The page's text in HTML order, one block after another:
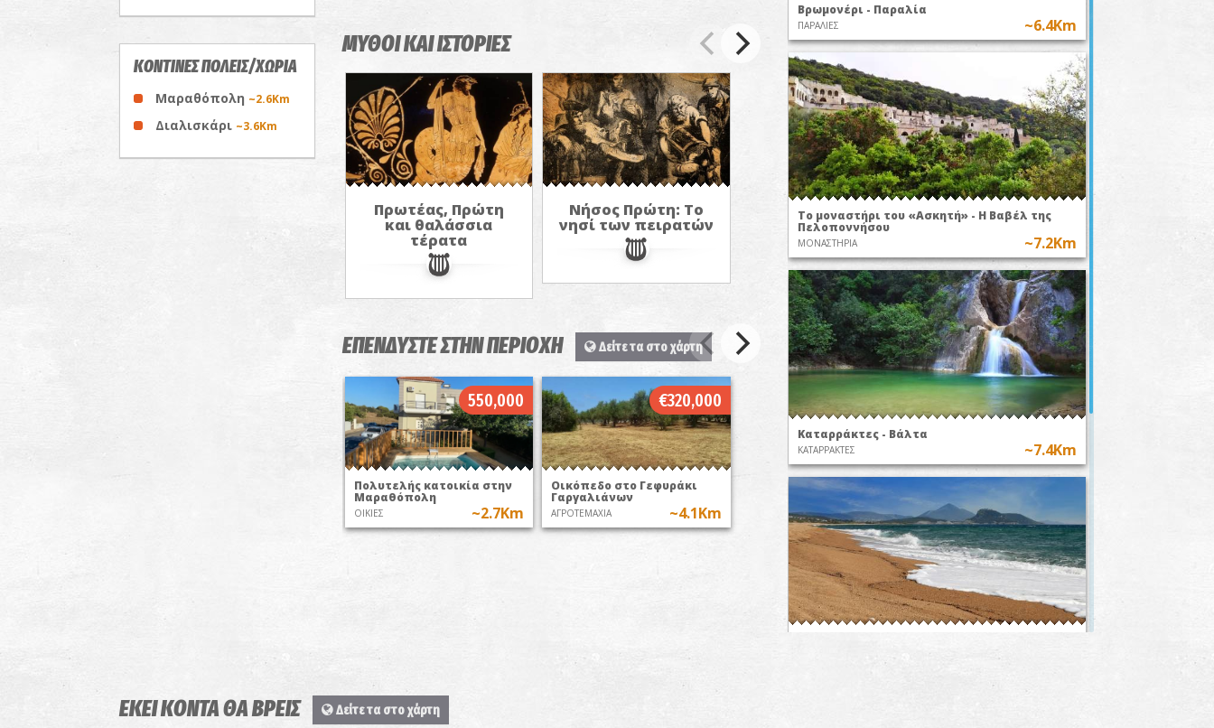
ΚΟΝΤΙΝΕΣ ΠΟΛΕΙΣ/ΧΩΡΙΑ
Μαραθόπολη ~2.6Km
Διαλισκάρι ~3.6Km
ΜΥΘΟΙ ΚΑΙ ΙΣΤΟΡΙΕΣ
Πρωτέας, Πρώτη
και θαλάσσια
τέρατα
Νήσος Πρώτη: Το
νησί των πειρατών
ΕΠΕΝΔΥΣΤΕ ΣΤΗΝ ΠΕΡΙΟΧΗ Δείτε τα στο χάρτη
550,000
Πολυτελής κατοικία στην
Μαραθόπολη
ΟΙΚΙΕΣ ~2.7Km
€320,000
Οικόπεδο στο Γεφυράκι
Γαργαλιάνων
ΑΓΡΟΤΕΜΑΧΙΑ ~4.1Km
Βρωμονέρι - Παραλία
ΠΑΡΑΛΙΕΣ ~6.4Km
Το μοναστήρι του «Ασκητή» - Η Βαβέλ της
Πελοποννήσου
ΜΟΝΑΣΤΗΡΙΑ ~7.2Km
Καταρράκτες - Βάλτα
ΚΑΤΑΡΡΑΚΤΕΣ ~7.4Km
ΕΚΕΙ ΚΟΝΤΑ ΘΑ ΒΡΕΙΣ Δείτε τα στο χάρτη